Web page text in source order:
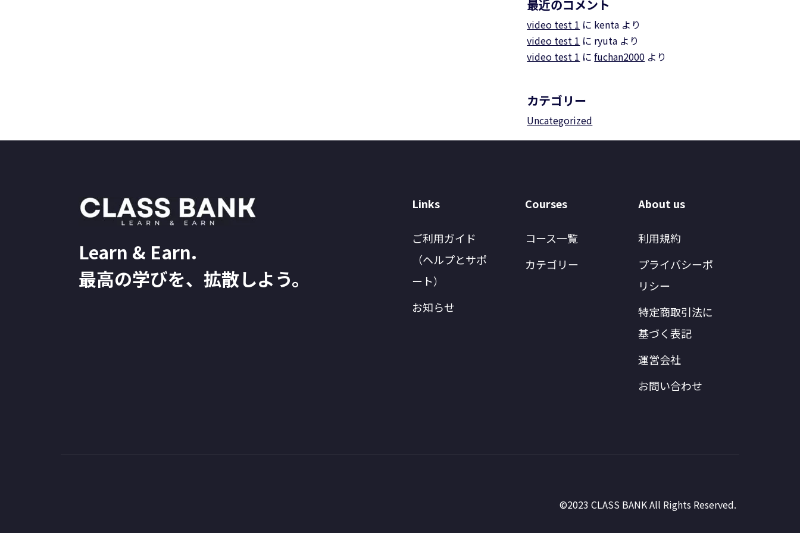
最近のコメント
video test 1 に kenta より
video test 1 に ryuta より
video test 1 にfuchan2000 より
カテゴリー
Uncategorized
Learn & Earn.
最高の学びを、拡散しよう。
Links
ご利用ガイド
（ヘルプとサポ
ート）
お知らせ
Courses
コース一覧
カテゴリー
About us
利用規約
プライバシーポ
リシー
特定商取引法に
基づく表記
運営会社
お問い合わせ
©2023 CLASS BANK All Rights Reserved.